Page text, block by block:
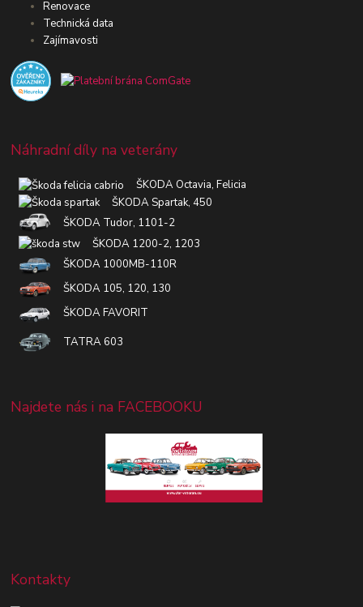
Renovace
Technická data
Zajímavosti
Náhradní díly na veterány
ŠKODA Octavia, Felicia
ŠKODA Spartak, 450
ŠKODA Tudor, 1101-2
ŠKODA 1200-2, 1203
ŠKODA 1000MB-110R
ŠKODA 105, 120, 130
ŠKODA FAVORIT
TATRA 603
Najdete nás i na FACEBOOKU
Kontakty